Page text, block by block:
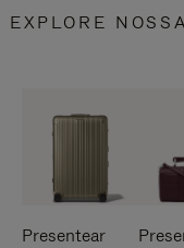
EXPLORE
Presentear